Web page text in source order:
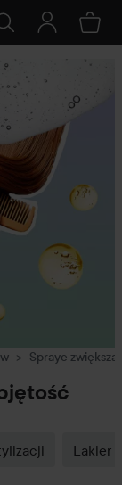
Spraye
Lakier